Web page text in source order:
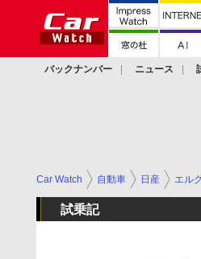
バックナンバー ニュース
Car Watch 自動車 日産 エル
試乗記